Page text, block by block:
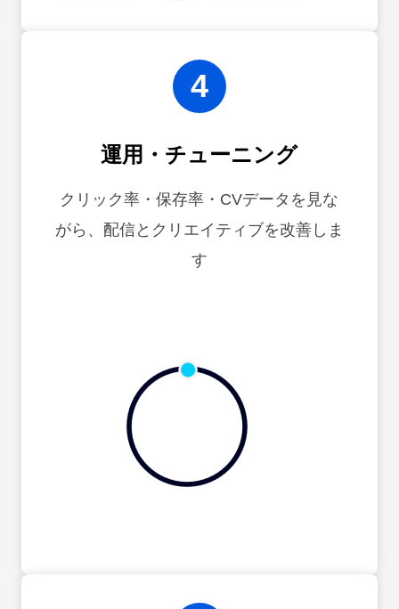
4
運用・チューニング
クリック率・保存率・CVデータを見な
がら、配信とクリエイティブを改善しま
す